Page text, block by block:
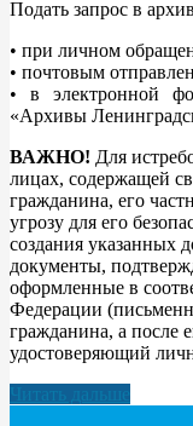
Подать запрос в
• при личном
• почтовым
• в электронной
«Архивы
ВАЖНО! Для
лицах, содержащей
гражданина, его
угрозу для его
создания указанных
документы,
оформленные в
Федерации
гражданина, а после
удостоверяющий
Читать дальше